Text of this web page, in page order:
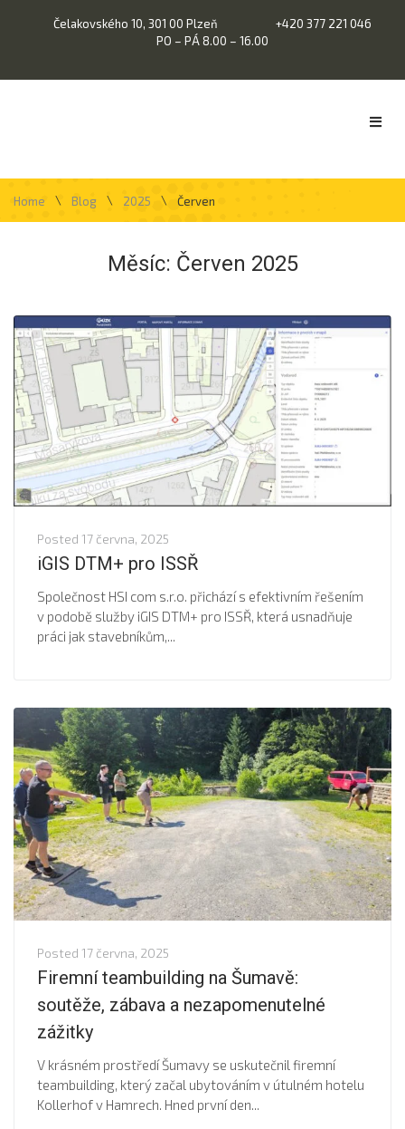
Čelakovského 10, 301 00 Plzeň
+420 377 221 046
PO – PÁ 8.00 – 16.00
Home \ Blog \ 2025 \ Červen
Měsíc: Červen 2025
Posted 17 června, 2025
iGIS DTM+ pro ISSŘ
Společnost HSI com s.r.o. přichází s efektivním řešením
v podobě služby iGIS DTM+ pro ISSŘ, která usnadňuje
práci jak stavebníkům,...
Posted 17 června, 2025
Firemní teambuilding na Šumavě:
soutěže, zábava a nezapomenutelné
zážitky
V krásném prostředí Šumavy se uskutečnil firemní
teambuilding, který začal ubytováním v útulném hotelu
Kollerhof v Hamrech. Hned první den...